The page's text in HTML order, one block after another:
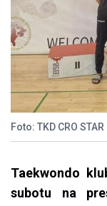
Foto: TKD CRO STAR
Taekwondo
subotu na